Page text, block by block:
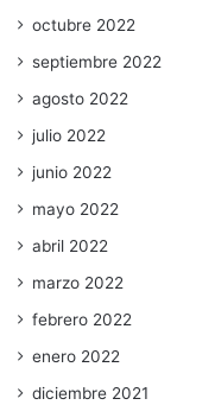
octubre 2022
septiembre 2022
agosto 2022
julio 2022
junio 2022
mayo 2022
abril 2022
marzo 2022
febrero 2022
enero 2022
diciembre 2021